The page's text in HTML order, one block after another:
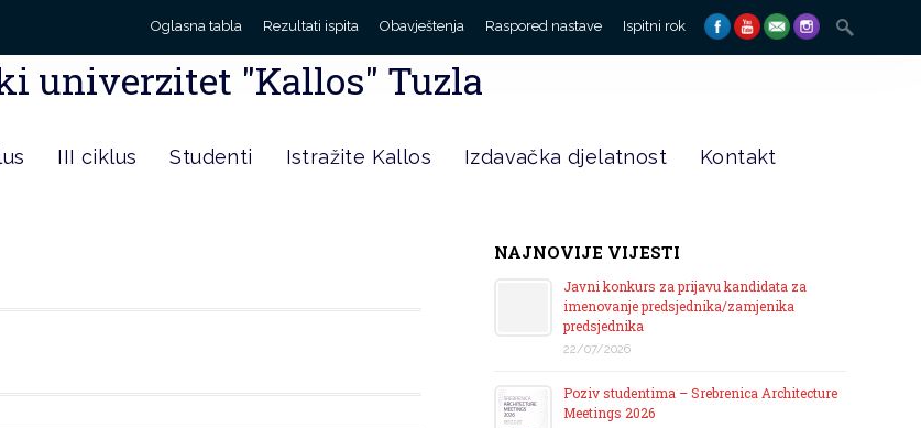
Oglasna tabla Rezultati ispita Obavještenja Raspored nastave Ispitni rok
Search
for:
univerzitet "Kallos" Tuzla
III ciklus Studenti Istražite Kallos Izdavačka djelatnost Kontakt
NAJNOVIJE VIJESTI
Javni konkurs za prijavu kandidata za
imenovanje predsjednika/zamjenika
predsjednika
22/07/2026
Poziv studentima – Srebrenica Architecture
Meetings 2026